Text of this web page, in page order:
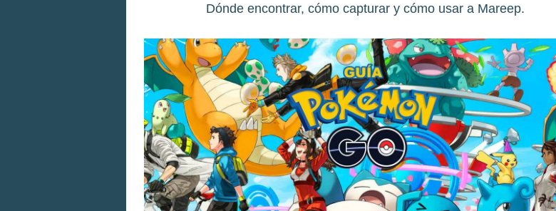
Dónde encontrar, cómo capturar y cómo usar a Mareep.